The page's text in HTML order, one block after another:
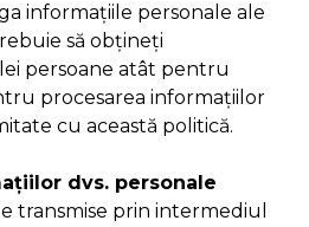
informațiile personale ale
să obțineți
persoane atât pentru
procesarea informațiilor
cu această politică.
dvs. personale
transmise prin intermediul